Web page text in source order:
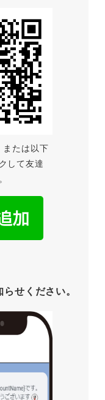
または以下
して友達
せください。